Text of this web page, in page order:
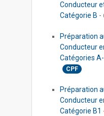
Conducteur
Catégorie B -
Préparation
Conducteur
Catégories A-
CPF
Préparation
Conducteur
Catégorie B1